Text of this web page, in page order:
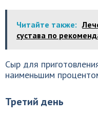
Читайте также:
сустава по
Сыр для
наименьшим
Третий день